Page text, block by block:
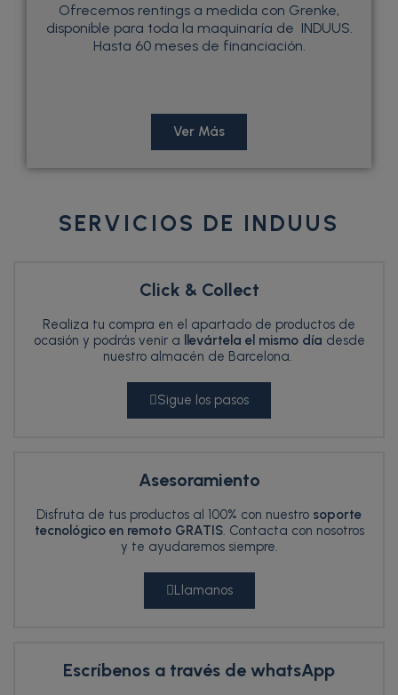
Ofrecemos rentings a medida con Grenke,
disponible para toda la maquinaría de INDUUS.
Hasta 60 meses de financiación.
Ver Más
SERVICIOS DE INDUUS
Click & Collect
Realiza tu compra en el apartado de productos de
ocasión y podrás venir a
llevártela el mismo día desde
nuestro almacén de Barcelona.
Sigue los pasos
Asesoramiento
Disfruta de tus productos al 100% con nuestro soporte
tecnológico en remoto GRATIS. Contacta con nosotros
y te ayudaremos siempre.
Llamanos
Escríbenos a través de whatsApp